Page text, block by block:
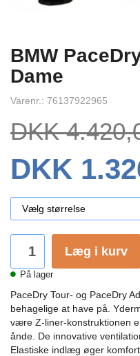
BMW
Dame
Varenr.: 76137922965
DKK
DKK
Læg i kurv
På lager
PaceDry Tour- og PaceDry
behagelige at have på.
være Z-liner-konstruktionen
ånde. De innovative
Elastiske indlæg øger